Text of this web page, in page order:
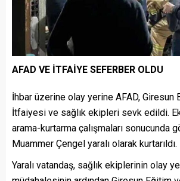
AFAD VE İTFAİYE SEFERBER OLDU
İhbar üzerine olay yerine AFAD, Giresun
İtfaiyesi ve sağlık ekipleri sevk edildi.
arama-kurtarma çalışmaları sonucunda
Muammer Çengel yaralı olarak kurtarıldı.
Yaralı vatandaş, sağlık ekiplerinin olay